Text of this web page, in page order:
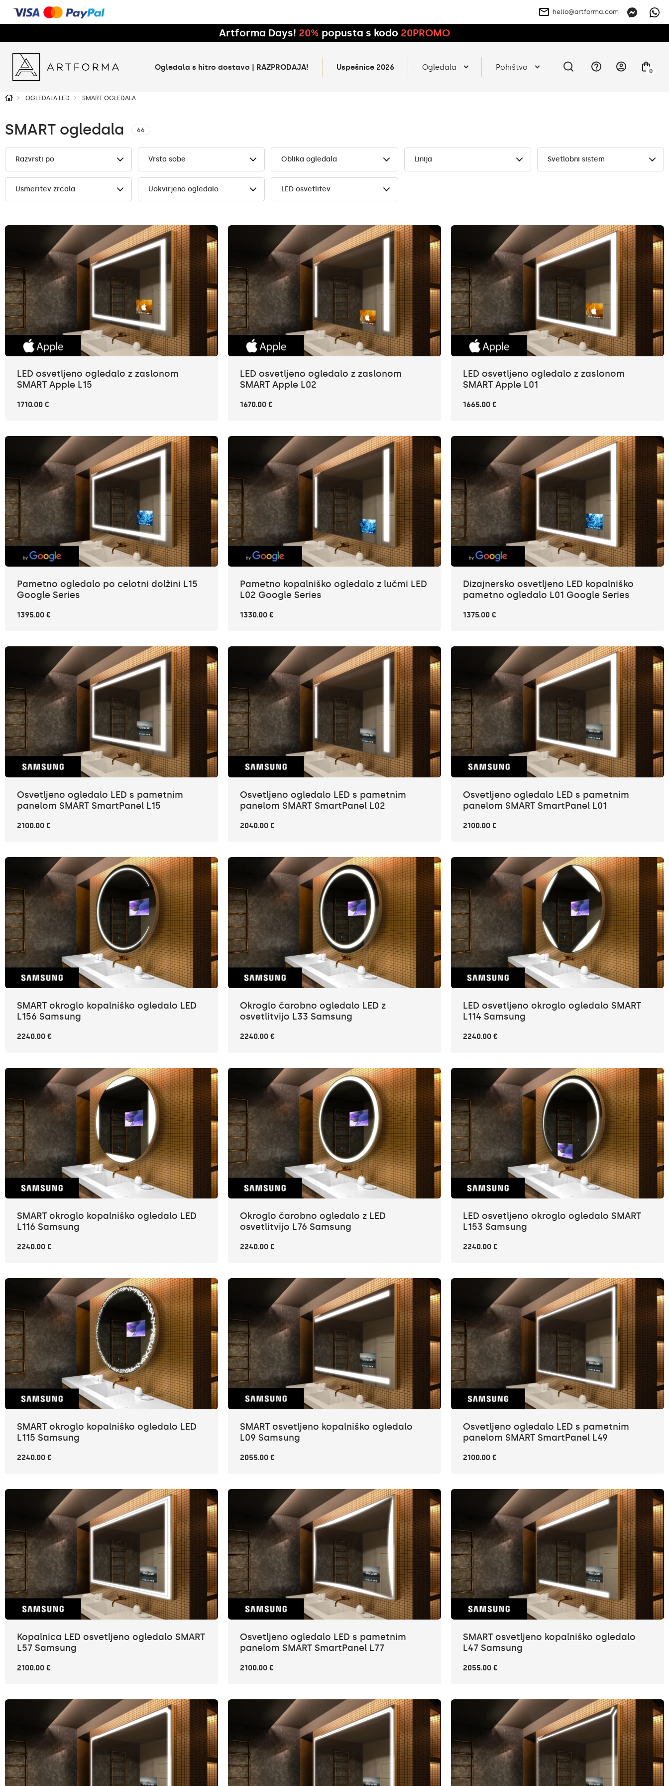
hello@artforma.com
Artforma Days! 20% popusta s kodo 20PROMO
Ogledala s hitro dostavo | RAZPRODAJA! Uspešnice 2026 Ogledala Pohištvo 0
OGLEDALA LED SMART OGLEDALA
SMART ogledala 66
Razvrsti po Vrsta sobe Oblika ogledala Linija Svetlobni sistem
Usmeritev zrcala Uokvirjeno ogledalo LED osvetlitev
LED osvetljeno ogledalo z zaslonom
SMART Apple L15
1710.00 €
LED osvetljeno ogledalo z zaslonom
SMART Apple L02
1670.00 €
LED osvetljeno ogledalo z zaslonom
SMART Apple L01
1665.00 €
Pametno ogledalo po celotni dolžini L15
Google Series
1395.00 €
Pametno kopalniško ogledalo z lučmi LED
L02 Google Series
1330.00 €
Dizajnersko osvetljeno LED kopalniško
pametno ogledalo L01 Google Series
1375.00 €
Osvetljeno ogledalo LED s pametnim
panelom SMART SmartPanel L15
2100.00 €
Osvetljeno ogledalo LED s pametnim
panelom SMART SmartPanel L02
2040.00 €
Osvetljeno ogledalo LED s pametnim
panelom SMART SmartPanel L01
2100.00 €
SMART okroglo kopalniško ogledalo LED
L156 Samsung
2240.00 €
Okroglo čarobno ogledalo LED z
osvetlitvijo L33 Samsung
2240.00 €
LED osvetljeno okroglo ogledalo SMART
L114 Samsung
2240.00 €
SMART okroglo kopalniško ogledalo LED
L116 Samsung
2240.00 €
Okroglo čarobno ogledalo z LED
osvetlitvijo L76 Samsung
2240.00 €
LED osvetljeno okroglo ogledalo SMART
L153 Samsung
2240.00 €
SMART okroglo kopalniško ogledalo LED
L115 Samsung
2240.00 €
SMART osvetljeno kopalniško ogledalo
L09 Samsung
2055.00 €
Osvetljeno ogledalo LED s pametnim
panelom SMART SmartPanel L49
2100.00 €
Kopalnica LED osvetljeno ogledalo SMART
L57 Samsung
2100.00 €
Osvetljeno ogledalo LED s pametnim
panelom SMART SmartPanel L77
2100.00 €
SMART osvetljeno kopalniško ogledalo
L47 Samsung
2055.00 €